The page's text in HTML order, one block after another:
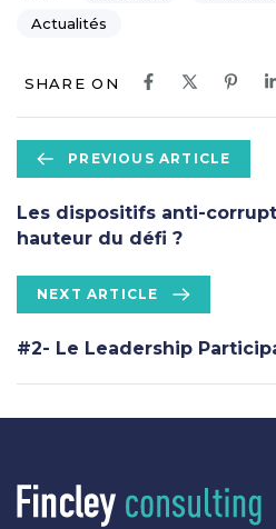
Actualités
SHARE ON
r
e
v
o
A
r
l
e
PREVIOUS ARTICLE
Les dispositifs anti-
hauteur du défi ?
e
x
A
r
c
l
NEXT ARTICLE
#2- Le Leadership